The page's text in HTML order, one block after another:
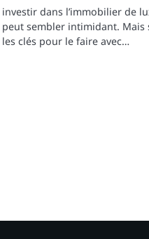
investir dans l’immobilier de
peut sembler intimidant. Mais
les clés pour le faire avec…